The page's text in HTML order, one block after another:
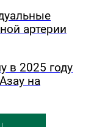
артерии
в 2025 году
на